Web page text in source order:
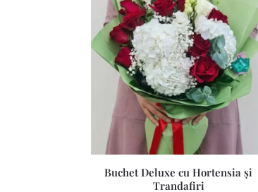
Buchet Deluxe cu Hortensia și
Trandafiri